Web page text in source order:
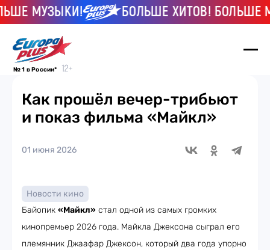
МУЗЫКИ! БОЛЬШЕ ХИТОВ! БОЛЬШЕ
№ 1 в России*
Как прошёл вечер-трибьют
и показ фильма «Майкл»
01 июня 2026
Новости кино
Байопик «Майкл» стал одной из самых громких
кинопремьер 2026 года. Майкла Джексона сыграл его
племянник Джаафар Джексон, который два года упорно